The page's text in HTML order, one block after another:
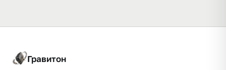
Гравитон